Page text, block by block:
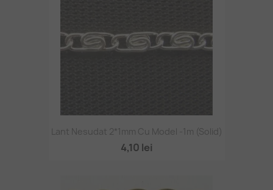
Lant Nesudat 2*1mm Cu Model -1m (solid)
4,10 lei